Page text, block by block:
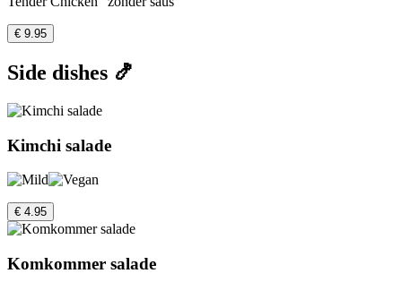
€ 9.95
Side dishes 🍤
Kimchi salade
€ 4.95
Komkommer salade